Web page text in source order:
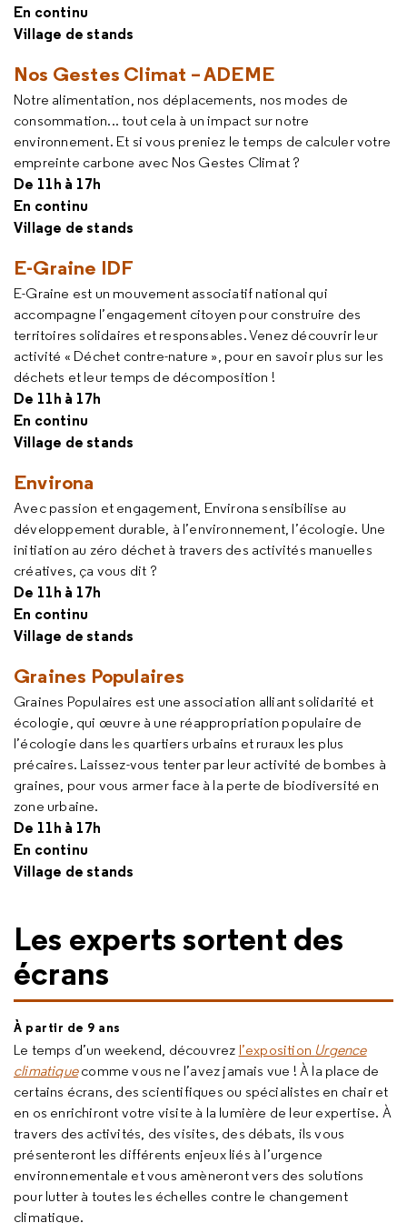
En continu
Village de stands
Nos Gestes Climat – ADEME
Notre alimentation, nos déplacements, nos modes de
consommation... tout cela à un impact sur notre
environnement. Et si vous preniez le temps de calculer votre
empreinte carbone avec Nos Gestes Climat ?
De 11h à 17h
En continu
Village de stands
E-Graine IDF
E-Graine est un mouvement associatif national qui
accompagne l’engagement citoyen pour construire des
territoires solidaires et responsables. Venez découvrir leur
activité « Déchet contre-nature », pour en savoir plus sur les
déchets et leur temps de décomposition !
De 11h à 17h
En continu
Village de stands
Environa
Avec passion et engagement, Environa sensibilise au
développement durable, à l’environnement, l’écologie. Une
initiation au zéro déchet à travers des activités manuelles
créatives, ça vous dit ?
De 11h à 17h
En continu
Village de stands
Graines Populaires
Graines Populaires est une association alliant solidarité et
écologie, qui œuvre à une réappropriation populaire de
l’écologie dans les quartiers urbains et ruraux les plus
précaires. Laissez-vous tenter par leur activité de bombes à
graines, pour vous armer face à la perte de biodiversité en
zone urbaine.
De 11h à 17h
En continu
Village de stands
Les experts sortent des
écrans
À partir de 9 ans
Le temps d’un weekend, découvrez l’exposition Urgence
climatiquecomme vous ne l’avez jamais vue ! À la place de
certains écrans, des scientifiques ou spécialistes en chair et
en os enrichiront votre visite à la lumière de leur expertise. À
travers des activités, des visites, des débats, ils vous
présenteront les différents enjeux liés à l’urgence
environnementale et vous amèneront vers des solutions
pour lutter à toutes les échelles contre le changement
climatique.